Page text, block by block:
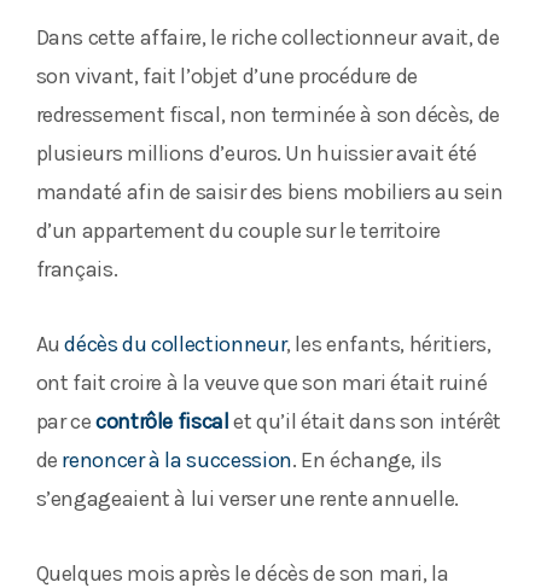
Dans cette affaire, le riche collectionneur avait, de
son vivant, fait l’objet d’une procédure de
redressement fiscal, non terminée à son décès, de
plusieurs millions d’euros. Un huissier avait été
mandaté afin de saisir des biens mobiliers au sein
d’un appartement du couple sur le territoire
français.
Audécès du collectionneur, les enfants, héritiers,
ont fait croire à la veuve que son mari était ruiné
par cecontrôle fiscalet qu’il était dans son intérêt
de renoncer à la succession. En échange, ils
s’engageaient à lui verser une rente annuelle.
Quelques mois après le décès de son mari, la